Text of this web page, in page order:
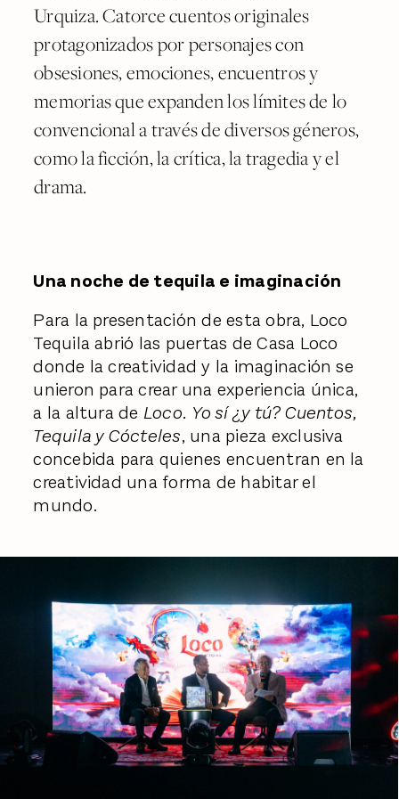
Urquiza. Catorce cuentos originales
protagonizados por personajes con
obsesiones, emociones, encuentros y
memorias que expanden los límites de lo
convencional a través de diversos géneros,
como la ficción, la crítica, la tragedia y el
drama.
Una noche de tequila e imaginación
Para la presentación de esta obra, Loco
Tequila abrió las puertas de Casa Loco
donde la creatividad y la imaginación se
unieron para crear una experiencia única,
a la altura de Loco. Yo sí ¿y tú? Cuentos,
Tequila y Cócteles, una pieza exclusiva
concebida para quienes encuentran en la
creatividad una forma de habitar el
mundo.